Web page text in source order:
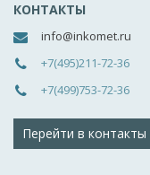
КОНТАКТЫ
info@inkomet.ru
+7(495)211-72-36
+7(499)753-72-36
Перейти в контакты